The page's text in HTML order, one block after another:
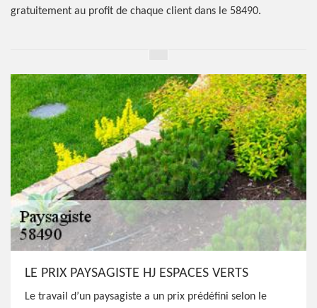
gratuitement au profit de chaque client dans le 58490.
LE PRIX PAYSAGISTE HJ ESPACES VERTS
Le travail d’un paysagiste a un prix prédéfini selon le